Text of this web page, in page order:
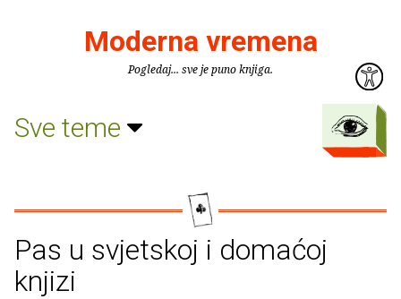
Moderna vremena
Pogledaj... sve je puno knjiga.
Sve teme
Pas u svjetskoj i domaćoj
knjizi